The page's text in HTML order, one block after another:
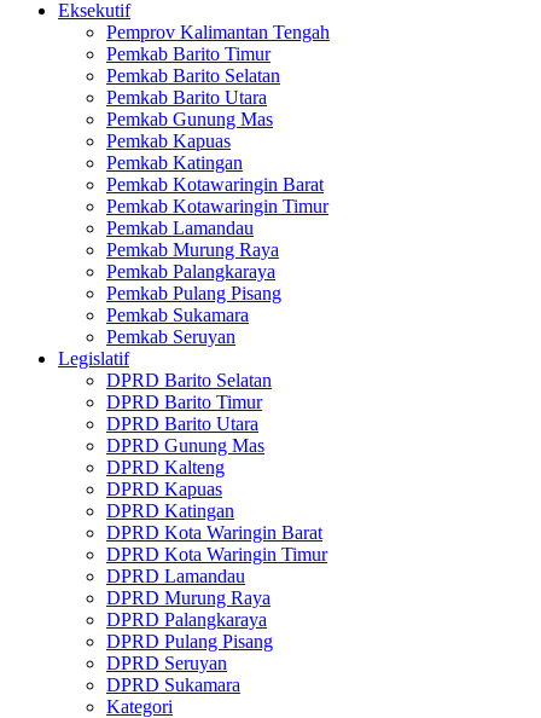
Eksekutif
Pemprov Kalimantan Tengah
Pemkab Barito Timur
Pemkab Barito Selatan
Pemkab Barito Utara
Pemkab Gunung Mas
Pemkab Kapuas
Pemkab Katingan
Pemkab Kotawaringin Barat
Pemkab Kotawaringin Timur
Pemkab Lamandau
Pemkab Murung Raya
Pemkab Palangkaraya
Pemkab Pulang Pisang
Pemkab Sukamara
Pemkab Seruyan
Legislatif
DPRD Barito Selatan
DPRD Barito Timur
DPRD Barito Utara
DPRD Gunung Mas
DPRD Kalteng
DPRD Kapuas
DPRD Katingan
DPRD Kota Waringin Barat
DPRD Kota Waringin Timur
DPRD Lamandau
DPRD Murung Raya
DPRD Palangkaraya
DPRD Pulang Pisang
DPRD Seruyan
DPRD Sukamara
Kategori